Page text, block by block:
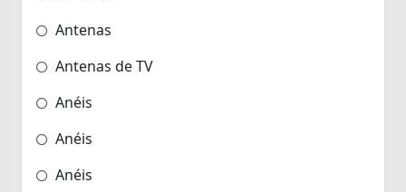
Antenas
Antenas de TV
Anéis
Anéis
Anéis